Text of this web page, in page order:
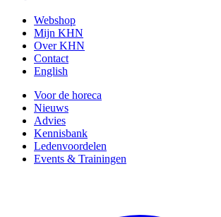
Webshop
Mijn KHN
Over KHN
Contact
English
Voor de horeca
Nieuws
Advies
Kennisbank
Ledenvoordelen
Events & Trainingen